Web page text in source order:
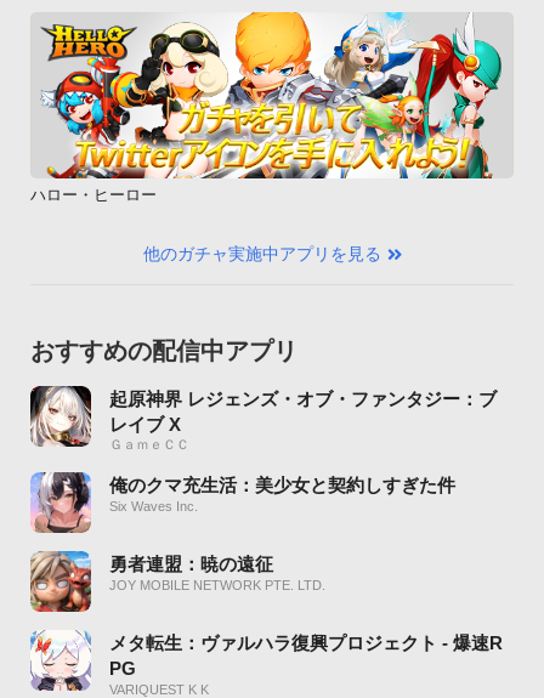
ハロー・ヒーロー
他のガチャ実施中アプリを見る
おすすめの配信中アプリ
起原神界 レジェンズ・オブ・ファンタジー：ブ
レイブ X
ＧａｍｅＣＣ
俺のクマ充生活：美少女と契約しすぎた件
Six Waves Inc.
勇者連盟：暁の遠征
JOY MOBILE NETWORK PTE. LTD.
メタ転生：ヴァルハラ復興プロジェクト - 爆速R
PG
VARIQUEST K K